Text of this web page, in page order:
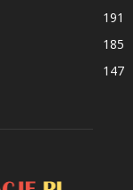
191
185
147